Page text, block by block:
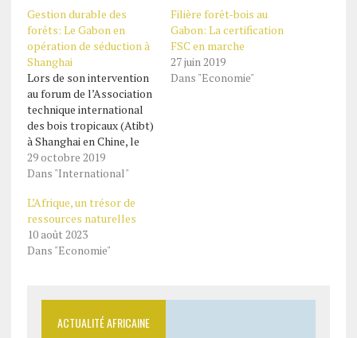
Gestion durable des
forêts: Le Gabon en
opération de séduction à
Shanghai
Lors de son intervention
au forum de l’Association
technique international
des bois tropicaux (Atibt)
à Shanghai en Chine, le
ministre gabonais des
Eaux, des Forêts, de la
chargé du Plan climat et
du Plan d’affectation des
terres du Gabon a lancé:
« C’est le bon moment
29 octobre 2019
Dans "International"
Filière forêt-bois au
Gabon: La certification
FSC en marche
27 juin 2019
Dans "Economie"
L’Afrique, un trésor de
ressources naturelles
10 août 2023
Dans "Economie"
ACTUALITÉ AFRICAINE